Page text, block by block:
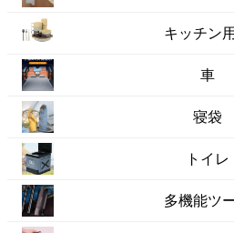
キッチン
車
寝袋
トイレ
多機能ツ